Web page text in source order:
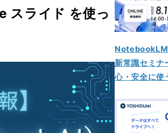
ユーザー向けトレーニング Y's UP Skill
スライド を使っ
NotebookLM
新常識セミナ
心・安全に使